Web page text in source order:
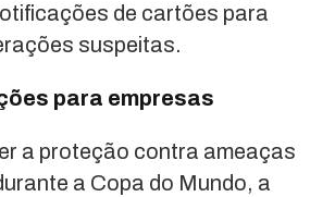
de cartões para
suspeitas.
para empresas
a proteção contra ameaças
a Copa do Mundo, a